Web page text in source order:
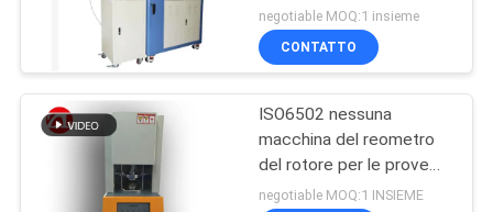
60ML più la gamma 0-
300Nm di coppia di
torsione del miscelatore
negotiable MOQ:1 insieme
CONTATTO
ISO6502 nessuna
macchina del reometro
del rotore per le prove
della gomma
negotiable MOQ:1 INSIEME